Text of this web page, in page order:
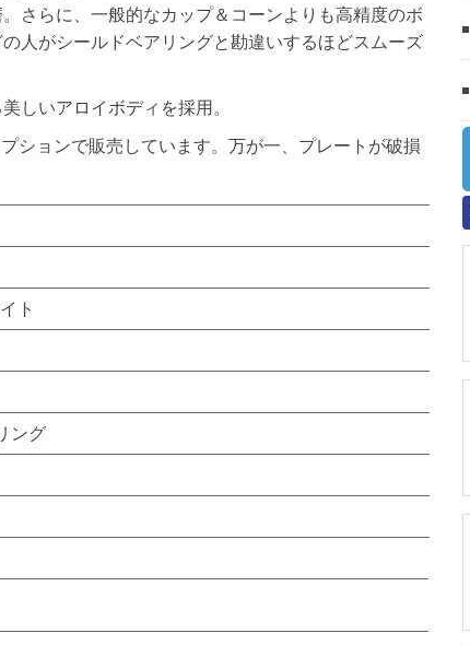
さらに、一般的なカップ＆コーンよりも高精度のボ
人がシールドベアリングと勘違いするほどスムーズ
しいアロイボディを採用。
ションで販売しています。万が一、プレートが破損
ト
ング